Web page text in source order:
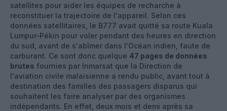
satellites pour aider les équipes de recharche à
reconstituer la trajectoire de l'appareil. Selon ces
données satellitaires, le B777 avait quitté sa route Kuala
Lumpur-Pékin pour voler pendant des heures en direction
du sud, avant de s'abîmer dans l'Océan indien, faute de
carburant. Ce sont donc quelque 47 pages de données
brutes fournies par Inmarsat que la Direction de
l'aviation civile malaisienne a rendu public, avant tout à
destination des familles des passagers disparus qui
souhaitent les faire analyser par des organismes
indépendants. En effet, deux mois et demi après sa